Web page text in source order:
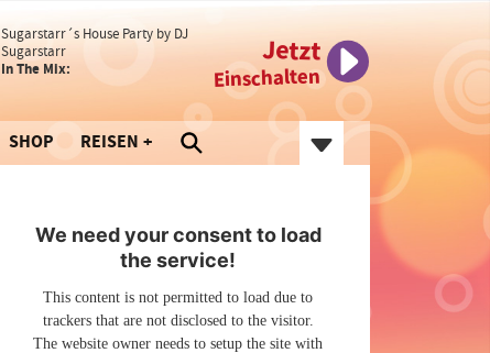
Sugarstarr´s House Party by DJ
Sugarstarr
In The Mix:
Jetzt
Einschalten
SHOP REISEN
We need your consent to load
the service!
This content is not permitted to load due to
trackers that are not disclosed to the visitor.
The website owner needs to setup the site with